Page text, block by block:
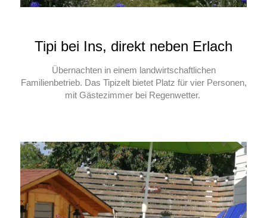
Tipi bei Ins, direkt neben Erlach
Übernachten in einem landwirtschaftlichen
Familienbetrieb. Das Tipizelt bietet Platz für vier Personen,
mit Gästezimmer bei Regenwetter.